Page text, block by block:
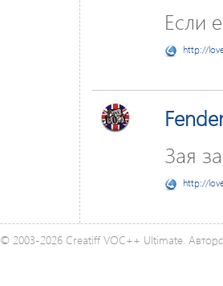
Если
http://
Зая
http://
© 2003-2026 Creatiff VOC++ Ultimate.